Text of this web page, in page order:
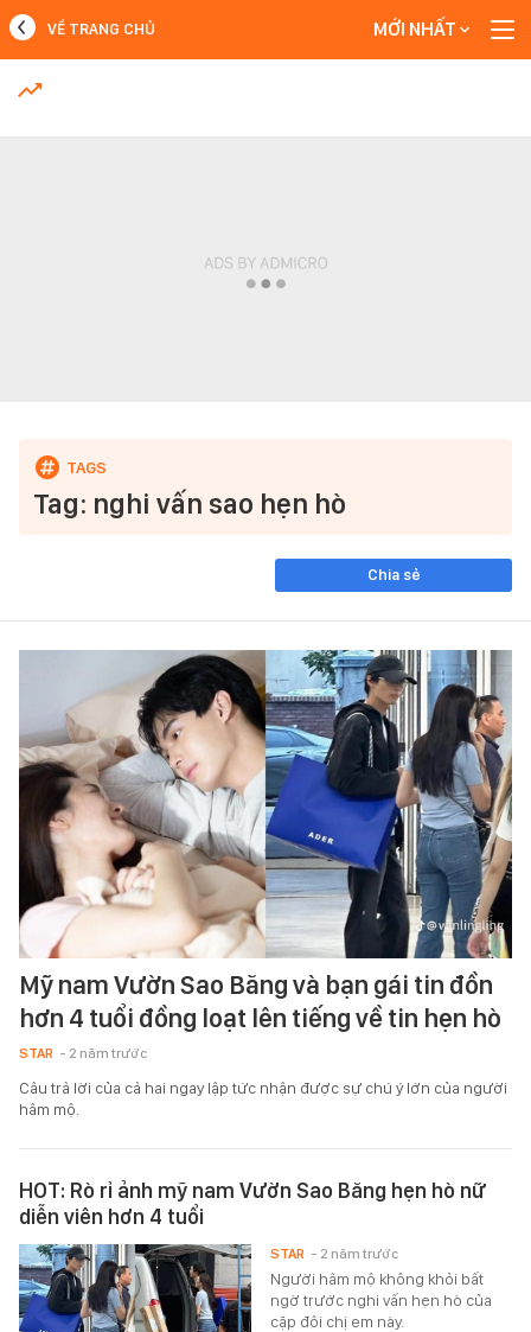
MỚI NHẤT
VỀ TRANG CHỦ MỚI NHẤT
Tag: nghi vấn sao hẹn hò
Chia sẻ
Mỹ nam Vườn Sao Băng và bạn gái tin đồn
hơn 4 tuổi đồng loạt lên tiếng về tin hẹn hò
STAR - 2 năm trước
Câu trả lời của cả hai ngay lập tức nhận được sự chú ý lớn của người
hâm mộ.
HOT: Rò rỉ ảnh mỹ nam Vườn Sao Băng hẹn hò nữ
diễn viên hơn 4 tuổi
Người hâm mộ không khỏi bất
ngờ trước nghi vấn hẹn hò của
cặp đôi chị em này.
STAR - 2 năm trước